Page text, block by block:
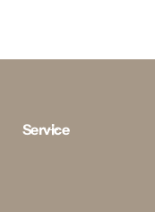
Service